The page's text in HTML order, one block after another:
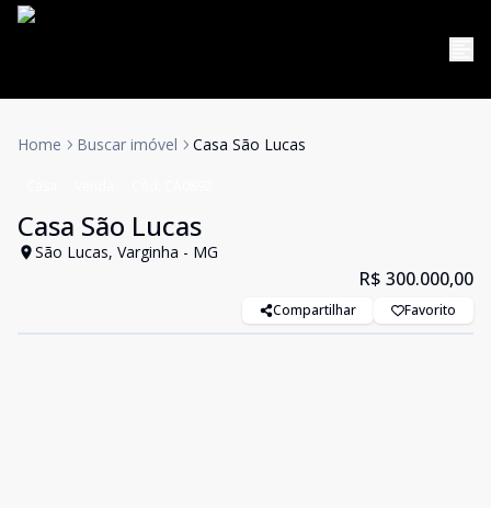
Home Buscar imóvel Casa São Lucas
Casa São Lucas
São Lucas, Varginha - MG
R$ 300.000,00
Compartilhar Favorito